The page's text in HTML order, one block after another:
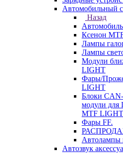
Автомобильный
Назад
Ксенон
Лампы
Лампы
Модули
LIGHT
Фары/
LIGHT
Блоки
модули
MTF LIGHT
Фары FF.
Автолампы
Автозвук